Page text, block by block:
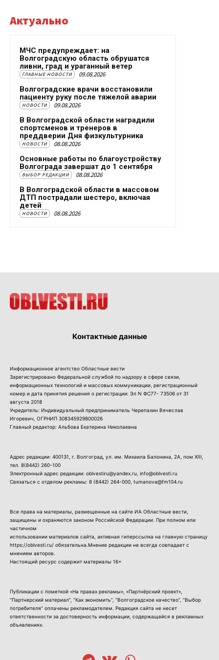
Актуально
МЧС предупреждает: на
Волгоградскую область обрушатся
ливни, град и ураганный ветер
ГЛАВНЫЕ НОВОСТИ 09.08.2026
Волгоградские врачи восстановили
пациенту руку после тяжелой аварии
НОВОСТИ 09.08.2026
В Волгоградской области наградили
спортсменов и тренеров в
преддверии Дня физкультурника
НОВОСТИ 08.08.2026
Основные работы по благоустройству
Волгограда завершат до 1 сентября
ВЫБОР РЕДАКЦИИ 08.08.2026
В Волгоградской области в массовом
ДТП пострадали шестеро, включая
детей
НОВОСТИ 08.08.2026
Контактные данные
Информационное агентство Областные вести
Зарегистрировано Федеральной службой по надзору в сфере связи,
информационных технологий и массовых коммуникации, регистрационный
номер и дата принятия решения о регистрации: Эл N ФС77- 73506 от 31
августа 2018
Учредитель: Индивидуальный предприниматель Черепахин Вячеслав
Игоревич, ОГРНИП 308345929800026
Главный редактор: Альбова Екатерина Николаевна
Адрес редакции: 400131, г. Волгоград, ул. им. Михаила Балонина, 2А, пом XIII,
тел. 8(8442) 260-100
Электронный адрес редакции: oblvestiru@yandex.ru, info@oblvesti.ru
Связаться с отделом рекламы: 8 (8442) 264-000 , tumanova@fm104.ru
Все права на материалы, размещенные на сайте ИА Областные вести,
защищены и охраняются законом Российской Федерации. При полном или
частичном
использовании материалов сайта, активная гиперссылка на главную страницу
https://oblvesti.ru/ обязательна.Мнение редакции не всегда совпадает с
мнением авторов.
Настоящий ресурс содержит материалы 16+
Публикации с пометкой «На правах рекламы», «Партнёрский проект»,
“Партнерский материал”, “Как экономить”, “Волгоградское качество”, “Выбор
потребителя” оплачены рекламодателем. Редакция сайта не несет
ответственности за достоверность информации, содержащейся в рекламных
объявлениях.